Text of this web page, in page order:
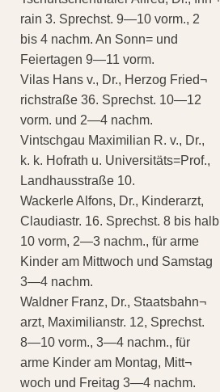
rain 3. Sprechst. 9—10 vorm., 2
bis 4 nachm. An Sonn= und
Feiertagen 9—11 vorm.
Vilas Hans v., Dr., Herzog Fried¬
richstraße 36. Sprechst. 10—12
vorm. und 2—4 nachm.
Vintschgau Maximilian R. v., Dr.,
k. k. Hofrath u. Universitäts=Prof.,
Landhausstraße 10.
Wackerle Alfons, Dr., Kinderarzt,
Claudiastr. 16. Sprechst. 8 bis halb
10 vorm, 2—3 nachm., für arme
Kinder am Mittwoch und Samstag
3—4 nachm.
Waldner Franz, Dr., Staatsbahn¬
arzt, Maximilianstr. 12, Sprechst.
8—10 vorm., 3—4 nachm., für
arme Kinder am Montag, Mitt¬
woch und Freitag 3—4 nachm.